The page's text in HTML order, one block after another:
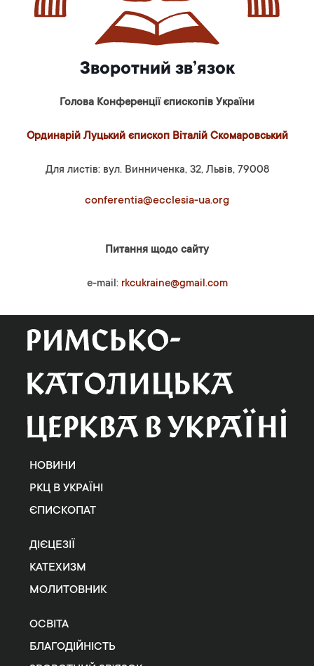
Зворотний зв’язок
Голова Конференції єпископів України
Ординарій Луцький єпископ Віталій Скомаровський
Для листів: вул. Винниченка, 32, Львів, 79008
conferentia@ecclesia-ua.org
Питання щодо сайту
e-mail: rkcukraine@gmail.com
НОВИНИ
РКЦ В УКРАЇНІ
ЄПИСКОПАТ
ДІЄЦЕЗІЇ
КАТЕХИЗМ
МОЛИТОВНИК
ОСВІТА
БЛАГОДІЙНІСТЬ